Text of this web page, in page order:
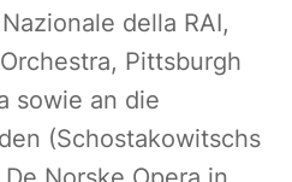
della RAI,
Pittsburgh
sowie an die
(Schostakowitschs